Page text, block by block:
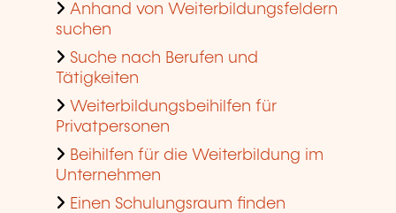
Anhand von Weiterbildungsfeldern
suchen
Suche nach Berufen und
Tätigkeiten
Weiterbildungsbeihilfen für
Privatpersonen
Beihilfen für die Weiterbildung im
Unternehmen
Einen Schulungsraum finden